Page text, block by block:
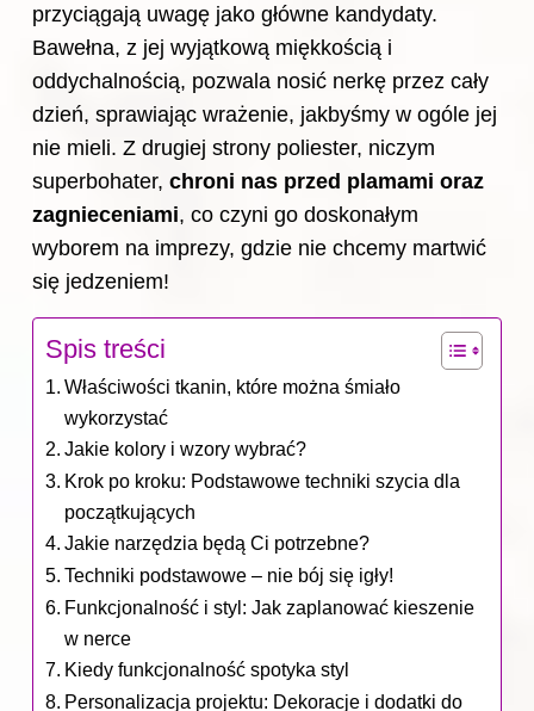
przyciągają uwagę jako główne kandydaty.
Bawełna, z jej wyjątkową miękkością i
oddychalnością, pozwala nosić nerkę przez cały
dzień, sprawiając wrażenie, jakbyśmy w ogóle jej
nie mieli. Z drugiej strony poliester, niczym
superbohater, chroni nas przed plamami oraz
zagnieceniami, co czyni go doskonałym
wyborem na imprezy, gdzie nie chcemy martwić
się jedzeniem!
Spis treści
Właściwości tkanin, które można śmiało
wykorzystać
Jakie kolory i wzory wybrać?
Krok po kroku: Podstawowe techniki szycia dla
początkujących
Jakie narzędzia będą Ci potrzebne?
Techniki podstawowe – nie bój się igły!
Funkcjonalność i styl: Jak zaplanować kieszenie
w nerce
Kiedy funkcjonalność spotyka styl
Personalizacja projektu: Dekoracje i dodatki do